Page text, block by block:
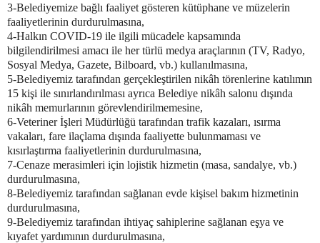
3-Belediyemize bağlı faaliyet gösteren kütüphane ve müzelerin
faaliyetlerinin durdurulmasına,
4-Halkın COVID-19 ile ilgili mücadele kapsamında
bilgilendirilmesi amacı ile her türlü medya araçlarının (TV, Radyo,
Sosyal Medya, Gazete, Bilboard, vb.) kullanılmasına,
5-Belediyemiz tarafından gerçekleştirilen nikâh törenlerine katılımın
15 kişi ile sınırlandırılması ayrıca Belediye nikâh salonu dışında
nikâh memurlarının görevlendirilmemesine,
6-Veteriner İşleri Müdürlüğü tarafından trafik kazaları, ısırma
vakaları, fare ilaçlama dışında faaliyette bulunmaması ve
kısırlaştırma faaliyetlerinin durdurulmasına,
7-Cenaze merasimleri için lojistik hizmetin (masa, sandalye, vb.)
durdurulmasına,
8-Belediyemiz tarafından sağlanan evde kişisel bakım hizmetinin
durdurulmasına,
9-Belediyemiz tarafından ihtiyaç sahiplerine sağlanan eşya ve
kıyafet yardımının durdurulmasına,